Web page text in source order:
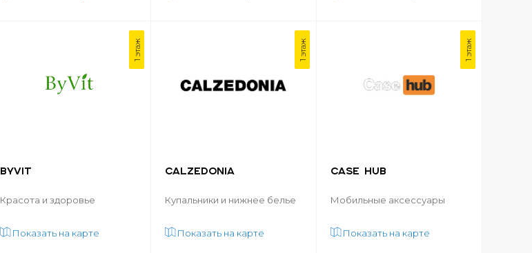
1 этаж
BYVIT
Красота и здоровье
Показать на карте
1 этаж
CALZEDONIA
Купальники и нижнее белье
Показать на карте
1 этаж
CASE HUB
Мобильные аксессуары
Показать на карте